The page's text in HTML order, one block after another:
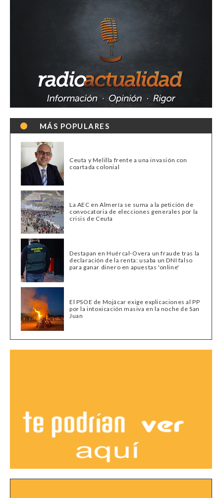
MÁS POPULARES
Ceuta y Melilla frente a una invasión con
coartada colonial
La AEC en Almería se suma a la petición de
convocatoria de elecciones generales por la
crisis de Ceuta
Destapan en Huércal-Overa un fraude tras la
declaración de la renta: usaba un DNI falso
para ganar dinero en apuestas 'online'
El PSOE de Mojácar exige explicaciones al PP
por la intoxicación masiva en la noche de San
Juan